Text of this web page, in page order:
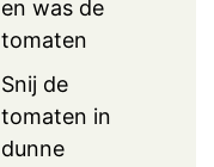
en was de
tomaten
Snij de
tomaten in
dunne